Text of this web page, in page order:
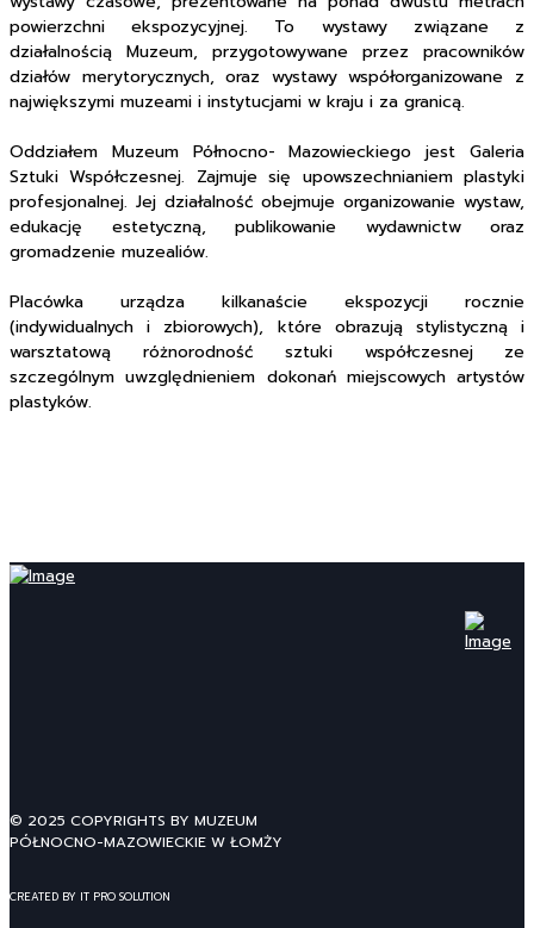
powierzchni ekspozycyjnej. To wystawy związane z
działalnością Muzeum, przygotowywane przez pracowników
działów merytorycznych, oraz wystawy współorganizowane z
największymi muzeami i instytucjami w kraju i za granicą.
Oddziałem Muzeum Północno- Mazowieckiego jest Galeria
Sztuki Współczesnej. Zajmuje się upowszechnianiem plastyki
profesjonalnej. Jej działalność obejmuje organizowanie wystaw,
edukację estetyczną, publikowanie wydawnictw oraz
gromadzenie muzealiów.
Placówka urządza kilkanaście ekspozycji rocznie
(indywidualnych i zbiorowych), które obrazują stylistyczną i
warsztatową różnorodność sztuki współczesnej ze
szczególnym uwzględnieniem dokonań miejscowych artystów
plastyków.
© 2025 COPYRIGHTS BY MUZEUM
PÓŁNOCNO-MAZOWIECKIE W ŁOMŻY
CREATED BY IT PRO SOLUTION